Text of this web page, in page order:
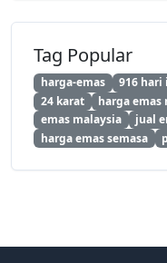
Tag Popular
harga-emas 916 hari
24 karat
harga emas
emas malaysia
jual
harga emas semasa